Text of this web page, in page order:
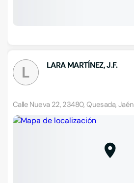
L LARA MARTÍNEZ, J.F.
Calle Nueva 22, 23480, Quesada, Jaén